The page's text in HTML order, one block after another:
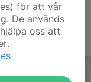
för att vår
De används
oss att